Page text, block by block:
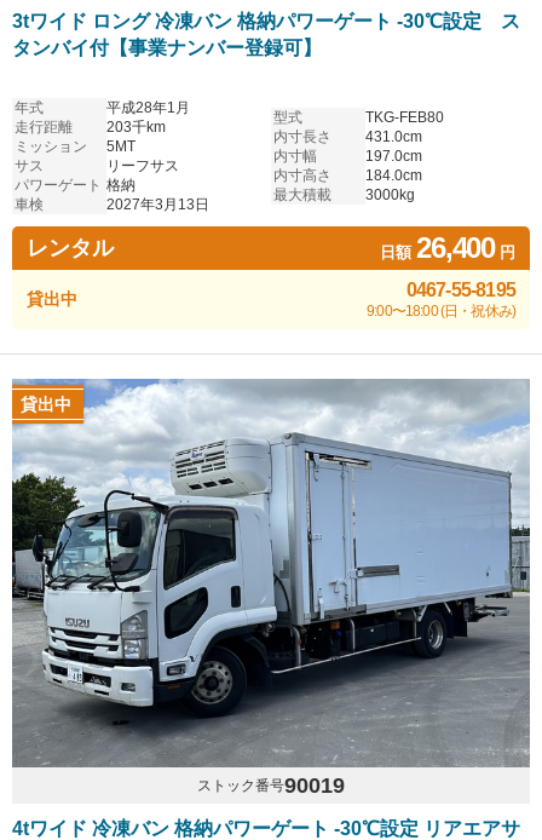
3tワイド ロング 冷凍バン 格納パワーゲート -30℃設定 ス
タンバイ付【事業ナンバー登録可】
年式
平成28年1月
走行距離
203千km
ミッション
5MT
サス
リーフサス
パワーゲート 格納
車検
2027年3月13日
型式
TKG-FEB80
内寸長さ
431.0cm
内寸幅
197.0cm
内寸高さ
184.0cm
最大積載
3000kg
レンタル 日額26,400円
貸出中 0467-55-8195
9:00〜18:00 (日・祝休み)
貸出中
ストック番号90019
4tワイド 冷凍バン 格納パワーゲート -30℃設定 リアエアサ